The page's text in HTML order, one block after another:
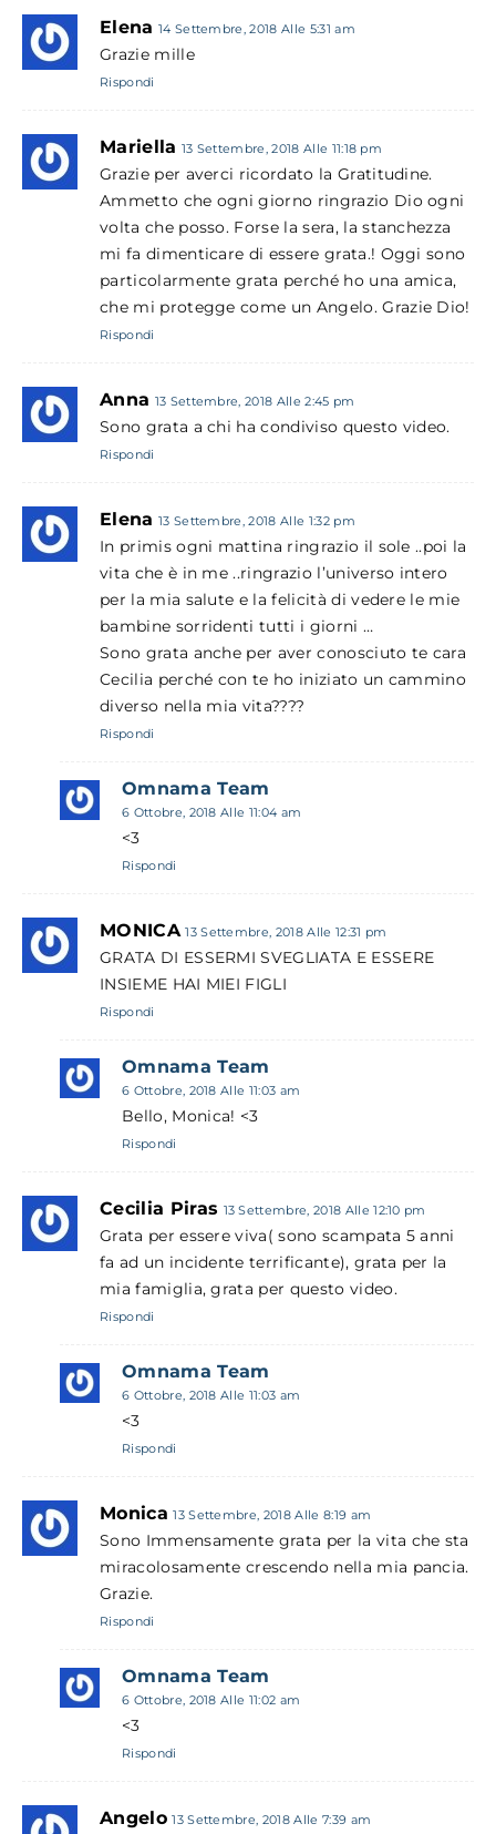
Elena 14 Settembre, 2018 Alle 5:31 am
Grazie mille
Rispondi
Mariella 13 Settembre, 2018 Alle 11:18 pm
Grazie per averci ricordato la Gratitudine.
Ammetto che ogni giorno ringrazio Dio ogni
volta che posso. Forse la sera, la stanchezza
mi fa dimenticare di essere grata.! Oggi sono
particolarmente grata perché ho una amica,
che mi protegge come un Angelo. Grazie Dio!
Rispondi
Anna 13 Settembre, 2018 Alle 2:45 pm
Sono grata a chi ha condiviso questo video.
Rispondi
Elena 13 Settembre, 2018 Alle 1:32 pm
In primis ogni mattina ringrazio il sole ..poi la
vita che è in me ..ringrazio l’universo intero
per la mia salute e la felicità di vedere le mie
bambine sorridenti tutti i giorni …
Sono grata anche per aver conosciuto te cara
Cecilia perché con te ho iniziato un cammino
diverso nella mia vita????
Rispondi
Omnama Team
6 Ottobre, 2018 Alle 11:04 am
<3
Rispondi
MONICA 13 Settembre, 2018 Alle 12:31 pm
GRATA DI ESSERMI SVEGLIATA E ESSERE
INSIEME HAI MIEI FIGLI
Rispondi
Omnama Team
6 Ottobre, 2018 Alle 11:03 am
Bello, Monica! <3
Rispondi
Cecilia Piras 13 Settembre, 2018 Alle 12:10 pm
Grata per essere viva( sono scampata 5 anni
fa ad un incidente terrificante), grata per la
mia famiglia, grata per questo video.
Rispondi
Omnama Team
6 Ottobre, 2018 Alle 11:03 am
<3
Rispondi
Monica 13 Settembre, 2018 Alle 8:19 am
Sono Immensamente grata per la vita che sta
miracolosamente crescendo nella mia pancia.
Grazie.
Rispondi
Omnama Team
6 Ottobre, 2018 Alle 11:02 am
<3
Rispondi
Angelo 13 Settembre, 2018 Alle 7:39 am